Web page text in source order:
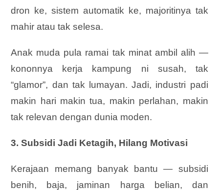
dron ke, sistem automatik ke, majoritinya tak
mahir atau tak selesa.
Anak muda pula ramai tak minat ambil alih —
kononnya kerja kampung ni susah, tak
“glamor”, dan tak lumayan. Jadi, industri padi
makin hari makin tua, makin perlahan, makin
tak relevan dengan dunia moden.
3. Subsidi Jadi Ketagih, Hilang Motivasi
Kerajaan memang banyak bantu — subsidi
benih, baja, jaminan harga belian, dan